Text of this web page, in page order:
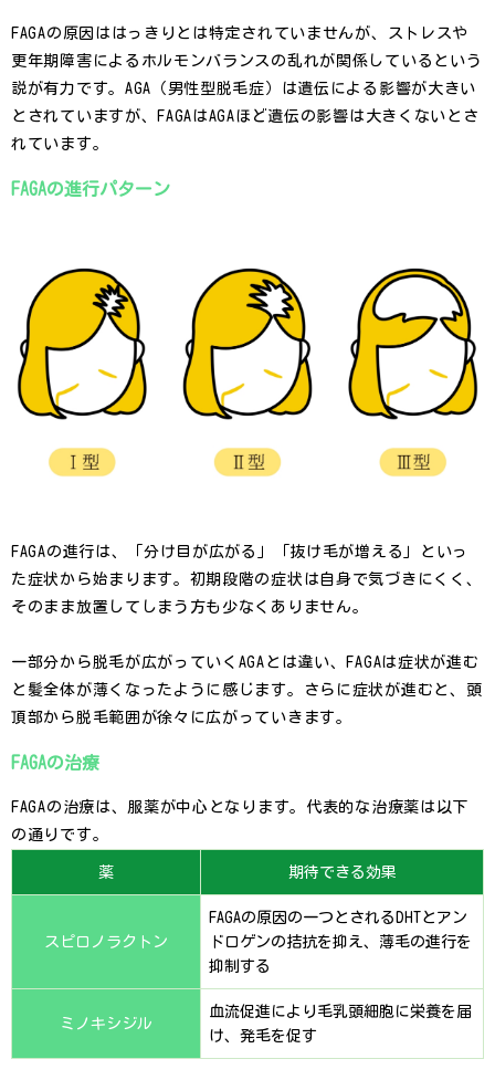
FAGAの原因ははっきりとは特定されていませんが、ストレスや
更年期障害によるホルモンバランスの乱れが関係しているという
説が有力です。AGA（男性型脱毛症）は遺伝による影響が大きい
とされていますが、FAGAはAGAほど遺伝の影響は大きくないとさ
れています。
FAGAの進行パターン
FAGAの進行は、「分け目が広がる」「抜け毛が増える」といっ
た症状から始まります。初期段階の症状は自身で気づきにくく、
そのまま放置してしまう方も少なくありません。
一部分から脱毛が広がっていくAGAとは違い、FAGAは症状が進む
と髪全体が薄くなったように感じます。さらに症状が進むと、頭
頂部から脱毛範囲が徐々に広がっていきます。
FAGAの治療
FAGAの治療は、服薬が中心となります。代表的な治療薬は以下
の通りです。
薬 期待できる効果
スピロノラクトン
FAGAの原因の一つとされるDHTとアン
ドロゲンの拮抗を抑え、薄毛の進行を
抑制する
ミノキシジル
血流促進により毛乳頭細胞に栄養を届
け、発毛を促す